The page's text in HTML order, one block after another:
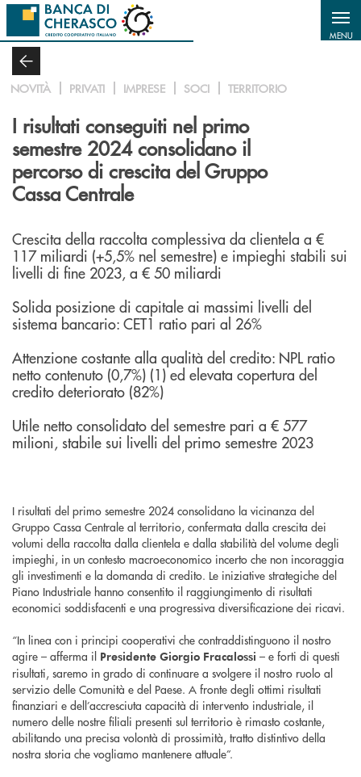
Salta al contenuto principale
MENU
NOVITÀ PRIVATI IMPRESE SOCI TERRITORIO
I risultati conseguiti nel primo
semestre 2024 consolidano il
percorso di crescita del Gruppo
Cassa Centrale
Crescita della raccolta complessiva da clientela a €
117 miliardi (+5,5% nel semestre) e impieghi stabili sui
livelli di fine 2023, a € 50 miliardi
Solida posizione di capitale ai massimi livelli del
sistema bancario: CET1 ratio pari al 26%
Attenzione costante alla qualità del credito: NPL ratio
netto contenuto (0,7%) (1) ed elevata copertura del
credito deteriorato (82%)
Utile netto consolidato del semestre pari a € 577
milioni, stabile sui livelli del primo semestre 2023
I risultati del primo semestre 2024 consolidano la vicinanza del
Gruppo Cassa Centrale al territorio, confermata dalla crescita dei
volumi della raccolta dalla clientela e dalla stabilità del volume degli
impieghi, in un contesto macroeconomico incerto che non incoraggia
gli investimenti e la domanda di credito. Le iniziative strategiche del
Piano Industriale hanno consentito il raggiungimento di risultati
economici soddisfacenti e una progressiva diversificazione dei ricavi.
“In linea con i principi cooperativi che contraddistinguono il nostro
agire – afferma il Presidente Giorgio Fracalossi – e forti di questi
risultati, saremo in grado di continuare a svolgere il nostro ruolo al
servizio delle Comunità e del Paese. A fronte degli ottimi risultati
finanziari e dell’accresciuta capacità di intervento industriale, il
numero delle nostre filiali presenti sul territorio è rimasto costante,
abilitando una precisa volontà di prossimità, tratto distintivo della
nostra storia che vogliamo mantenere attuale”.